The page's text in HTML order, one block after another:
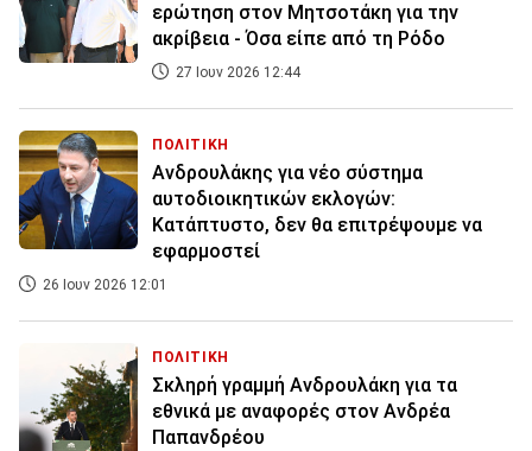
ερώτηση στον Μητσοτάκη για την
ακρίβεια - Όσα είπε από τη Ρόδο
27 Ιουν 2026 12:44
ΠΟΛΙΤΙΚΗ
Ανδρουλάκης για νέο σύστημα
αυτοδιοικητικών εκλογών:
Κατάπτυστο, δεν θα επιτρέψουμε να
εφαρμοστεί
26 Ιουν 2026 12:01
ΠΟΛΙΤΙΚΗ
Σκληρή γραμμή Ανδρουλάκη για τα
εθνικά με αναφορές στον Ανδρέα
Παπανδρέου